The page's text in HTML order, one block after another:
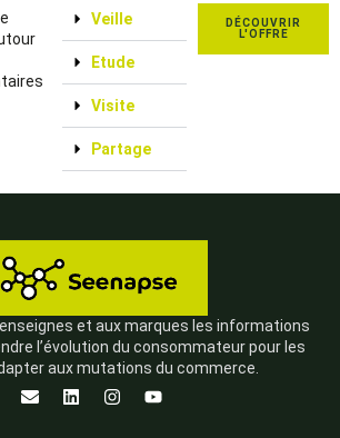
Veille
Etude
Visite
Partage
DÉCOUVRIR
L'OFFRE
et aux marques les informations
l’évolution du consommateur pour les
aux mutations du commerce.